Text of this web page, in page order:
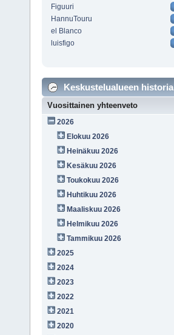
Figuuri
HannuTouru
el Blanco
luisfigo
Keskustelualueen historia
Vuosittainen yhteenveto
2026
Elokuu 2026
Heinäkuu 2026
Kesäkuu 2026
Toukokuu 2026
Huhtikuu 2026
Maaliskuu 2026
Helmikuu 2026
Tammikuu 2026
2025
2024
2023
2022
2021
2020